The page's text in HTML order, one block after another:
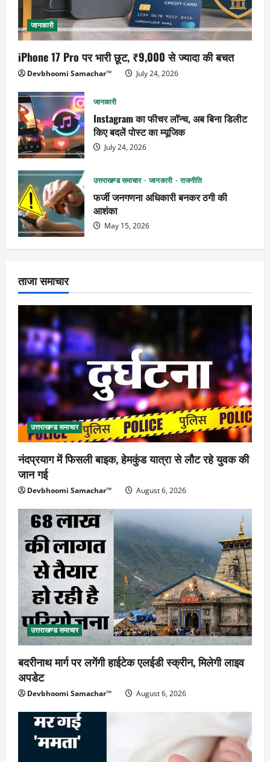
जानकारी
iPhone 17 Pro पर भारी छूट, ₹9,000 से ज्यादा की बचत
Devbhoomi Samachar™ July 24, 2026
जानकारी
Instagram का फीचर लॉन्च, अब बिना डिलीट
किए बदलें पोस्ट का म्यूजिक
July 24, 2026
उत्तराखण्ड समाचार जानकारी राजनीति
फर्जी जनगणना अधिकारी बनकर ठगी की
आशंका
May 15, 2026
ताजा समाचार
उत्तराखण्ड समाचार
नंदप्रयाग में फिसली बाइक, हेमकुंड यात्रा से लौट रहे युवक की
जान गई
Devbhoomi Samachar™ August 6, 2026
उत्तराखण्ड समाचार
बदरीनाथ मार्ग पर लगेंगी हाईटेक एलईडी स्क्रीन, मिलेगी लाइव
अपडेट
Devbhoomi Samachar™ August 6, 2026